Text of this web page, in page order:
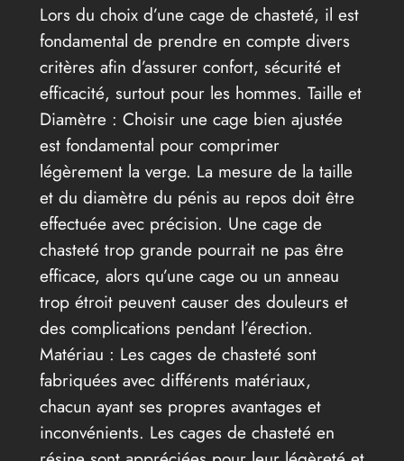
Lors du choix d’une cage de chasteté, il est
fondamental de prendre en compte divers
critères afin d’assurer confort, sécurité et
efficacité, surtout pour les hommes. Taille et
Diamètre : Choisir une cage bien ajustée
est fondamental pour comprimer
légèrement la verge. La mesure de la taille
et du diamètre du pénis au repos doit être
effectuée avec précision. Une cage de
chasteté trop grande pourrait ne pas être
efficace, alors qu’une cage ou un anneau
trop étroit peuvent causer des douleurs et
des complications pendant l’érection.
Matériau : Les cages de chasteté sont
fabriquées avec différents matériaux,
chacun ayant ses propres avantages et
inconvénients. Les cages de chasteté en